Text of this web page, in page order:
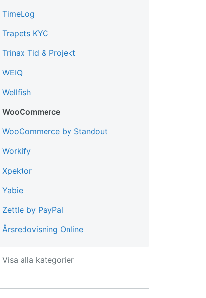
TimeLog
Trapets KYC
Trinax Tid & Projekt
WEIQ
Wellfish
WooCommerce
WooCommerce by Standout
Workify
Xpektor
Yabie
Zettle by PayPal
Årsredovisning Online
Visa alla kategorier